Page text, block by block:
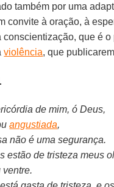
também por uma
convite à oração, à
conscientização, que é
violência, que
de mim, ó Deus,
angustiada,
não é uma segurança.
estão de tristeza meus
ventre.